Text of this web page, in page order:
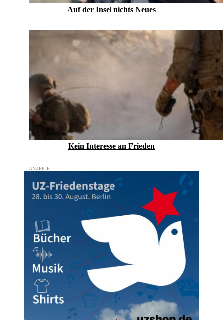
Auf der Insel nichts Neues
Kein Inte­resse an Frieden